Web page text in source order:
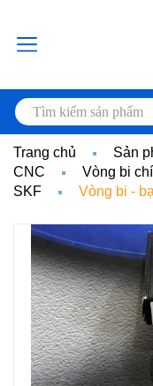
Trang chủ Sản
CNC
Vòng bi
SKF
Vòng bi -